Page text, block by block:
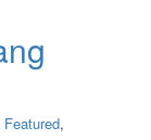
Featured,